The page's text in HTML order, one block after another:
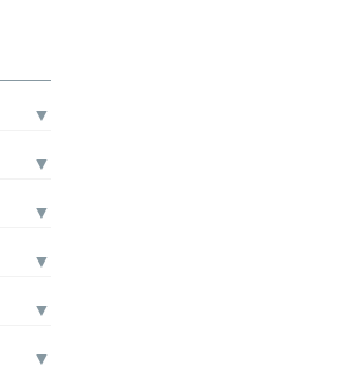
▼
▼
▼
▼
▼
▼